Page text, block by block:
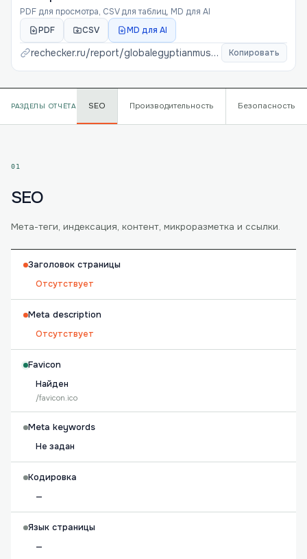
PDF для просмотра, CSV для таблиц, MD для AI
PDF
CSV MD для AI
rechecker.ru/report/globalegyptianmuseum-org Копировать
РАЗДЕЛЫ ОТЧЁТА SEO Производительность Безопасность
01
SEO
Мета-теги, индексация, контент, микроразметка и ссылки.
Заголовок страницы
Отсутствует
Meta description
Отсутствует
Favicon
Найден
/favicon.ico
Meta keywords
Не задан
Кодировка
—
Язык страницы
—